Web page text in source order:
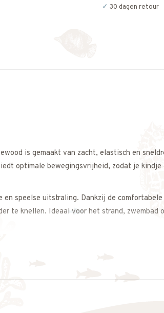
30 dagen retour
is gemaakt van zacht, elastisch en
optimale bewegingsvrijheid, zodat je kindje
speelse uitstraling. Dankzij de comfortabele
te knellen. Ideaal voor het strand, zwembad
zomerse look.
op. We adviseren je graag.